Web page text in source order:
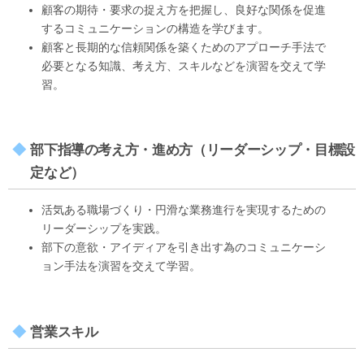
顧客の期待・要求の捉え方を把握し、良好な関係を促進
するコミュニケーションの構造を学びます。
顧客と長期的な信頼関係を築くためのアプローチ手法で
必要となる知識、考え方、スキルなどを演習を交えて学
習。
部下指導の考え方・進め方（リーダーシップ・目標設
定など）
活気ある職場づくり・円滑な業務進行を実現するための
リーダーシップを実践。
部下の意欲・アイディアを引き出す為のコミュニケーシ
ョン手法を演習を交えて学習。
営業スキル